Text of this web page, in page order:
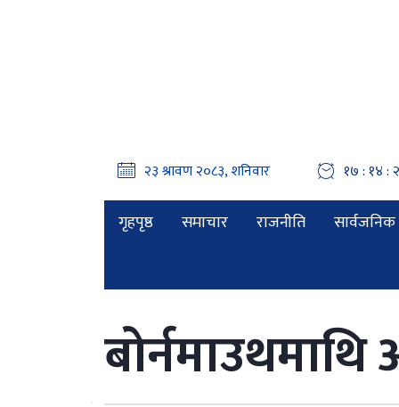
१७ : १४ :
गृहपृष्ठ समाचार राजनीति